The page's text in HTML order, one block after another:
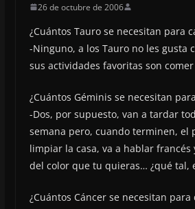
26 de octubre de 2006
¿Cuántos Tauro se necesitan para
-Ninguno, a los Tauro no les gusta
sus actividades favoritas son
¿Cuántos Géminis se necesitan
-Dos, por supuesto, van a tardar
semana pero, cuando terminen, el
limpiar la casa, va a hablar francés
del color que tu quieras… ¿qué tal,
¿Cuántos Cáncer se necesitan